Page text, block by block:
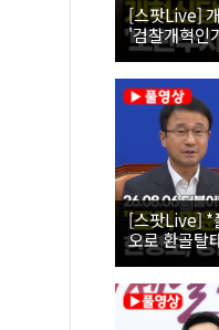
[스팟Live]
'검찰개혁인
미나｜
[스팟Live] *
오로 환골탈
신 촉구한 한
책조정회의